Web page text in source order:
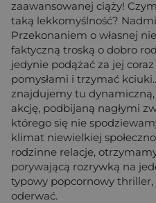
zaawansowanej ciąży!
taką lekkomyślność?
Przekonaniem o własnej
faktyczną troską o dobro
jedynie podążać za jej
pomysłami i trzymać
znajdujemy tu
akcję, podbijaną nagłymi
którego się nie
klimat niewielkiej
rodzinne relacje,
porywającą rozrywką na
typowy popcornowy
oderwać.